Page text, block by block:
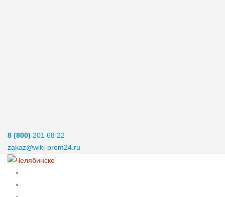
8 (800) 201 68 22
zakaz@wiki-prom24.ru